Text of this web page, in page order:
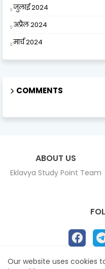
जुलाई 2024
अप्रैल 2024
मार्च 2024
COMMENTS
ABOUT US
Eklavya Study Point Team
Our website uses cookies